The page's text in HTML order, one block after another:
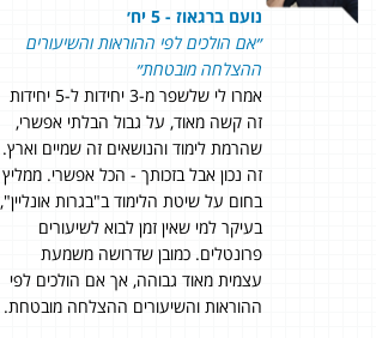
נועם ברגאוז - 5 יח׳
״אם הולכים לפי ההוראות והשיעורים
ההצלחה מובטחת״
אמרו לי שלשפר מ-3 יחידות ל-5 יחידות
זה קשה מאוד, על גבול הבלתי אפשרי,
שהרמת לימוד והנושאים זה שמיים וארץ.
זה נכון אבל בזכותך - הכל אפשרי. ממליץ
בחום על שיטת הלימוד ב"בגרות אונליין",
בעיקר למי שאין זמן לבוא לשיעורים
פרונטלים. כמובן שדרושה משמעת
עצמית מאוד גבוהה, אך אם הולכים לפי
ההוראות והשיעורים ההצלחה מובטחת.